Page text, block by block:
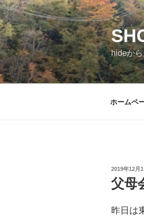
コ
ン
テ
ン
ツ
へ
ス
hideか
ホームペ
投
稿
日:
2019年12月1
父母
昨日は